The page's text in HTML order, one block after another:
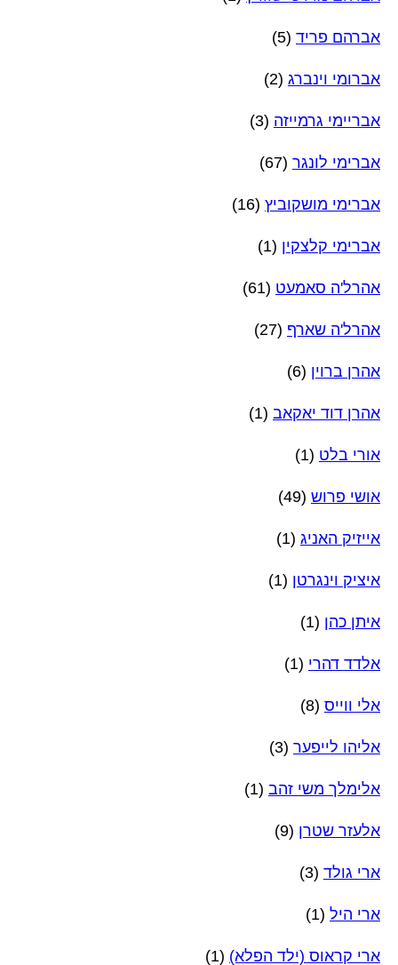
אברהם פריד (5)
אברומי וינברג (2)
אבריימי גרמייזה (3)
אברימי לונגר (67)
אברימי מושקוביץ (16)
אברימי קלצקין (1)
אהרל'ה סאמעט (61)
אהרל'ה שארף (27)
אהרן ברוין (6)
אהרן דוד יאקאב (1)
אורי בלט (1)
אושי פרוש (49)
אייזיק האניג (1)
איציק וינגרטן (1)
איתן כהן (1)
אלדד דהרי (1)
אלי ווייס (8)
אליהו לייפער (3)
אלימלך משי זהב (1)
אלעזר שטרן (9)
ארי גולד (3)
ארי היל (1)
ארי קראוס (ילד הפלא) (1)